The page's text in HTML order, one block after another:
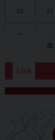
24 25
31
Link